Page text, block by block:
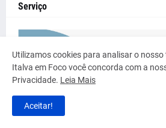
Serviço
Utilizamos cookies para analisar o
Italva em Foco você concorda com a
Privacidade. Leia Mais
Aceitar!